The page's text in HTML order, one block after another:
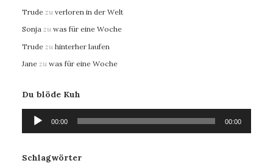
Trude zu verloren in der Welt
Sonja zu was für eine Woche
Trude zu hinterher laufen
Jane zu was für eine Woche
Du blöde Kuh
Audio-
Player
00:00 00:00
Schlagwörter